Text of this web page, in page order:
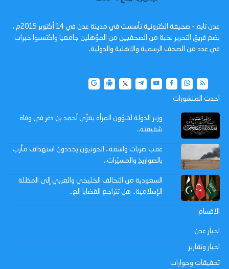
عدن تايم - صحيفة الكترونية تأسست في مدينة عدن في 14 أكتوبر 2015م ،
يضم فريق التحرير نخبة من الصحفيين من المؤهلين جامعيا واكتسبوا خبرات
في عدد من الصحف الرسمية والاهلية والدولية.
احدث المنشورات
وزير الدولة لشؤون المرأة يعزّي أحمد بن دغر في وفاة
شقيقته..
عقب ضربات واسعة.. الحوثيون يجددون استهداف مأرب
بالصواريخ والمسيّرات..
السعودية من التحالف الخليجي والعربي إلى المظلة
الإسلامية.. هل تتراجع القضايا الع..
الاقسام
اخبار عدن
اخبار وتقارير
تحقيقات وحوارات